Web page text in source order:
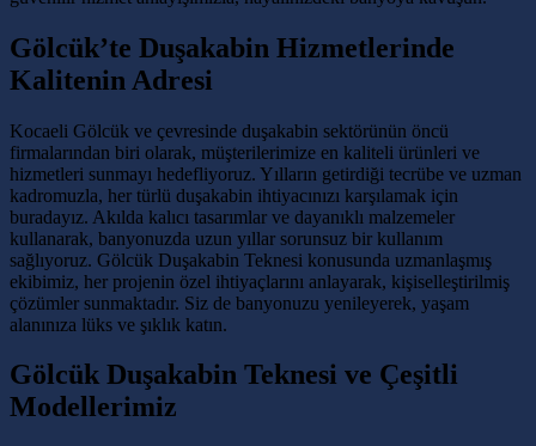
Gölcük’te Duşakabin Hizmetlerinde
Kalitenin Adresi
Kocaeli Gölcük ve çevresinde duşakabin sektörünün öncü
firmalarından biri olarak, müşterilerimize en kaliteli ürünleri ve
hizmetleri sunmayı hedefliyoruz. Yılların getirdiği tecrübe ve uzman
kadromuzla, her türlü duşakabin ihtiyacınızı karşılamak için
buradayız. Akılda kalıcı tasarımlar ve dayanıklı malzemeler
kullanarak, banyonuzda uzun yıllar sorunsuz bir kullanım
sağlıyoruz. Gölcük Duşakabin Teknesi konusunda uzmanlaşmış
ekibimiz, her projenin özel ihtiyaçlarını anlayarak, kişiselleştirilmiş
çözümler sunmaktadır. Siz de banyonuzu yenileyerek, yaşam
alanınıza lüks ve şıklık katın.
Gölcük Duşakabin Teknesi ve Çeşitli
Modellerimiz